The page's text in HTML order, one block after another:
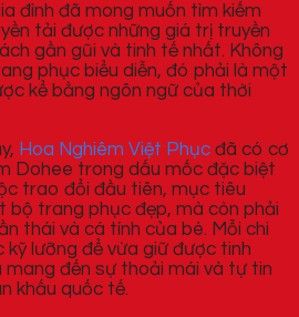
đình đã mong muốn tìm kiếm
tải được những giá trị truyền
gần gũi và tinh tế nhất. Không
phục biểu diễn, đó phải là một
kể bằng ngôn ngữ của thời
Hoa Nghiêm Việt Phục đã có cơ
Dohee trong dấu mốc đặc biệt
trao đổi đầu tiên, mục tiêu
bộ trang phục đẹp, mà còn phải
thái và cá tính của bé. Mỗi chi
lưỡng để vừa giữ được tinh
đến sự thoải mái và tự tin
khấu quốc tế.